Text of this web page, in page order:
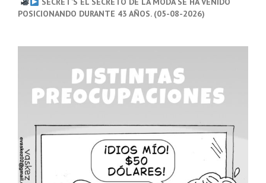
POSICIONANDO DURANTE 43 AÑOS. (05-08-2026)